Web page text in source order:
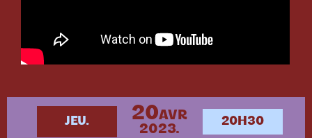
JEU. 20AVR
2023.
20H30